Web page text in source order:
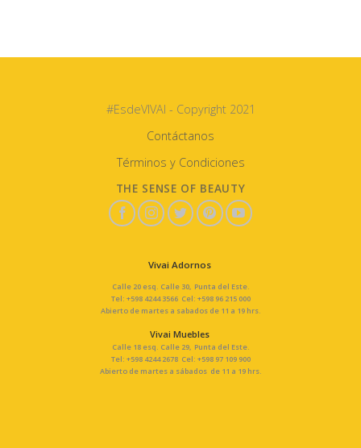
#EsdeVIVAI - Copyright 2021
Contáctanos
Términos y Condiciones
THE SENSE OF BEAUTY
Vivai Adornos
Calle 20 esq. Calle 30, Punta del Este.
Tel: +598 4244 3566 Cel: +598 96 215 000
Abierto de martes a sabados de 11 a 19 hrs.
Vivai Muebles
Calle 18 esq. Calle 29, Punta del Este.
Tel: +598 4244 2678 Cel: +598 97 109 900
Abierto de martes a sábados de 11 a 19 hrs.